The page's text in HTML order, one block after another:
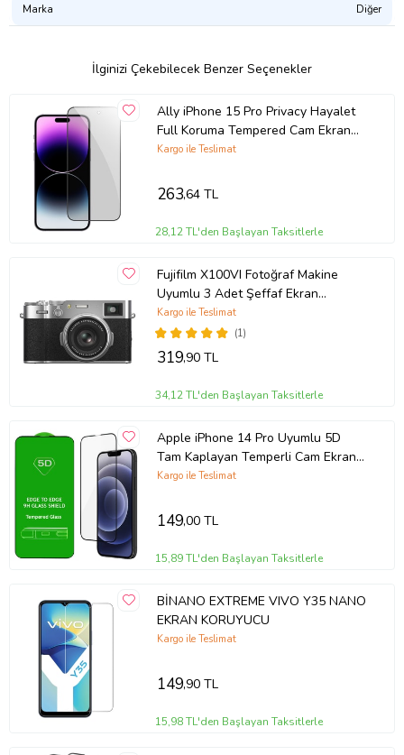
kapsayan tasarımı sayesinde, ekranınızı tamamen korur. Bu sayede,
Yüksek Şeffaflık:Tiknal Esnek Nano Kırılmaz Cam Ekran Koruyucu
Film , yüksek şeffaflık özelliği sayesinde ekranınızın netliğini ve renk
doğruluğunu korur. Ekranın arkasındaki güzellikleri her zaman
görebilirsiniz.
Kolay Kurulum: Tiknal Esnek Nano Kırılmaz Cam Ekran Koruyucu
Film , kolay kurulum için özel olarak tasarlanmıştır. Ekranınızı
Uyumlu Modeller: Tiknal Esnek Nano Kırılmaz Cam Ekran Koruyucu
Film modeline uyumludur, mükemmel koruma sağlar.
için Tiknal Esnek Nano Kırılmaz Cam Ekran Koruyucu Filmyu bugün
Marka Diğer
İlginizi Çekebilecek Benzer Seçenekler
Ally iPhone 15 Pro Privacy Hayalet
Full Koruma Tempered Cam Ekran
Koruyucu (Siyah)
Kargo ile Teslimat
263,64 TL
28,12 TL'den Başlayan Taksitlerle
Fujifilm X100VI Fotoğraf Makine
Uyumlu 3 Adet Şeffaf Ekran
koruyucu Nano Jelatin
(1)
Kargo ile Teslimat
319,90 TL
34,12 TL'den Başlayan Taksitlerle
Apple iPhone 14 Pro Uyumlu 5D
Tam Kaplayan Temperli Cam Ekran
Koruyucu
Kargo ile Teslimat
149,00 TL
15,89 TL'den Başlayan Taksitlerle
BİNANO EXTREME VIVO Y35 NANO
EKRAN KORUYUCU
Kargo ile Teslimat
149,90 TL
15,98 TL'den Başlayan Taksitlerle